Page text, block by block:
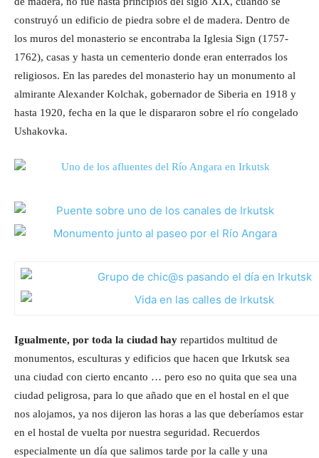
construyó un edificio de piedra sobre el de madera. Dentro de
los muros del monasterio se encontraba la Iglesia Sign (1757-
1762), casas y hasta un cementerio donde eran enterrados los
religiosos. En las paredes del monasterio hay un monumento al
almirante Alexander Kolchak, gobernador de Siberia en 1918 y
hasta 1920, fecha en la que le dispararon sobre el río congelado
Ushakovka.
Igualmente, por toda la ciudad hay repartidos multitud de
monumentos, esculturas y edificios que hacen que Irkutsk sea
una ciudad con cierto encanto … pero eso no quita que sea una
ciudad peligrosa, para lo que añado que en el hostal en el que
nos alojamos, ya nos dijeron las horas a las que deberíamos estar
en el hostal de vuelta por nuestra seguridad. Recuerdos
especialmente un día que salimos tarde por la calle y una